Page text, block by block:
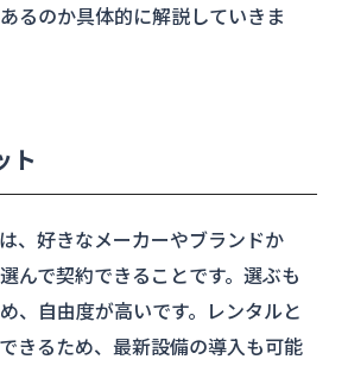
るのか具体的に解説していきま
ト
、好きなメーカーやブランドか
んで契約できることです。選ぶも
、自由度が高いです。レンタルと
きるため、最新設備の導入も可能